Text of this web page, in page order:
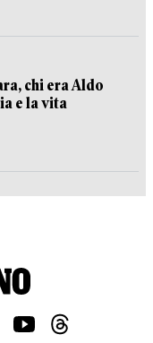
chi era Aldo
e la vita